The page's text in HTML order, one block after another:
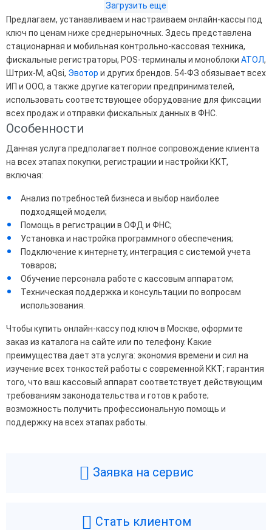
Загрузить еще
Предлагаем, устанавливаем и настраиваем онлайн-кассы под
ключ по ценам ниже среднерыночных. Здесь представлена
стационарная и мобильная контрольно-кассовая техника,
фискальные регистраторы, POS-терминалы и моноблоки АТОЛ,
Штрих-М, aQsi, Эвотор и других брендов. 54-ФЗ обязывает всех
ИП и ООО, а также другие категории предпринимателей,
использовать соответствующее оборудование для фиксации
всех продаж и отправки фискальных данных в ФНС.
Особенности
Данная услуга предполагает полное сопровождение клиента
на всех этапах покупки, регистрации и настройки ККТ,
включая:
Анализ потребностей бизнеса и выбор наиболее
подходящей модели;
Помощь в регистрации в ОФД и ФНС;
Установка и настройка программного обеспечения;
Подключение к интернету, интеграция с системой учета
товаров;
Обучение персонала работе с кассовым аппаратом;
Техническая поддержка и консультации по вопросам
использования.
Чтобы купить онлайн-кассу под ключ в Москве, оформите
заказ из каталога на сайте или по телефону. Какие
преимущества дает эта услуга: экономия времени и сил на
изучение всех тонкостей работы с современной ККТ; гарантия
того, что ваш кассовый аппарат соответствует действующим
требованиям законодательства и готов к работе;
возможность получить профессиональную помощь и
поддержку на всех этапах работы.
Заявка на сервис
Стать клиентом